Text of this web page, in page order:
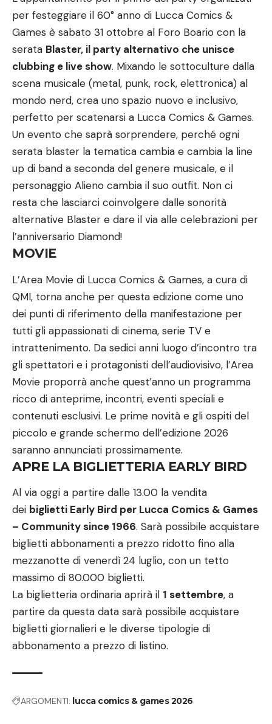
per festeggiare il 60° anno di Lucca Comics &
Games è sabato 31 ottobre al Foro Boario con la
serata Blaster, il party alternativo che unisce
clubbing e live show. Mixando le sottoculture dalla
scena musicale (metal, punk, rock, elettronica) al
mondo nerd, crea uno spazio nuovo e inclusivo,
perfetto per scatenarsi a Lucca Comics & Games.
Un evento che saprà sorprendere, perché ogni
serata blaster la tematica cambia e cambia la line
up di band a seconda del genere musicale, e il
personaggio Alieno cambia il suo outfit. Non ci
resta che lasciarci coinvolgere dalle sonorità
alternative Blaster e dare il via alle celebrazioni per
l’anniversario Diamond!
MOVIE
L’Area Movie di Lucca Comics & Games, a cura di
QMI, torna anche per questa edizione come uno
dei punti di riferimento della manifestazione per
tutti gli appassionati di cinema, serie TV e
intrattenimento. Da sedici anni luogo d’incontro tra
gli spettatori e i protagonisti dell’audiovisivo, l’Area
Movie proporrà anche quest’anno un programma
ricco di anteprime, incontri, eventi speciali e
contenuti esclusivi. Le prime novità e gli ospiti del
piccolo e grande schermo dell’edizione 2026
saranno annunciati prossimamente.
APRE LA BIGLIETTERIA EARLY BIRD
Al via oggi a partire dalle 13.00 la vendita
dei biglietti Early Bird per Lucca Comics & Games
– Community since 1966. Sarà possibile acquistare
biglietti abbonamenti a prezzo ridotto fino alla
mezzanotte di venerdì 24 luglio, con un tetto
massimo di 80.000 biglietti.
La biglietteria ordinaria aprirà il 1 settembre, a
partire da questa data sarà possibile acquistare
biglietti giornalieri e le diverse tipologie di
abbonamento a prezzo di listino.
ARGOMENTI: lucca comics & games 2026